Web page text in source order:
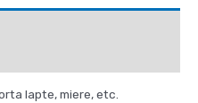
lapte, miere, etc.